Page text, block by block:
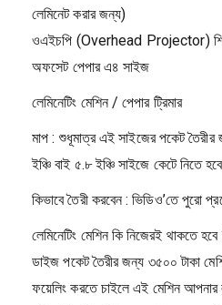
লেমিনেট করার জন্য)
ওএইচপি (Overhead Projector)
অফসেট পেপার এ৪ সাইজ
লেমিনেটিং মেশিন / পেপার ট্রিমার
মাপ : শুধূমাত্র এই সাইজের পকেট
ইঞ্চি বাই ৫.৮ ইঞ্চি সাইজে কেটে নিতে
কিভাবে তৈরী করবেন : ভিডিও’তে পুরো
লেমিনেটিং মেশিন কি নিজেরই থাকতে
ডাইজ পকেট তৈরীর জন্য ৩৫০০ টাকা
ফয়েলিং করতে চাইলে এই মেশিন